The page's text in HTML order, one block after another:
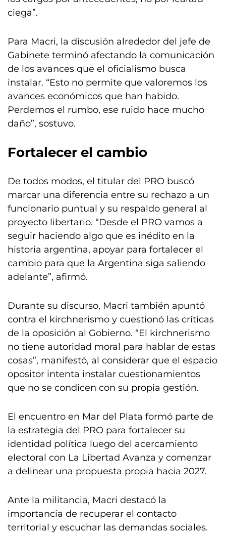
ciega”.
Para Macri, la discusión alrededor del jefe de
Gabinete terminó afectando la comunicación
de los avances que el oficialismo busca
instalar. “Esto no permite que valoremos los
avances económicos que han habido.
Perdemos el rumbo, ese ruido hace mucho
daño”, sostuvo.
Fortalecer el cambio
De todos modos, el titular del PRO buscó
marcar una diferencia entre su rechazo a un
funcionario puntual y su respaldo general al
proyecto libertario. “Desde el PRO vamos a
seguir haciendo algo que es inédito en la
historia argentina, apoyar para fortalecer el
cambio para que la Argentina siga saliendo
adelante”, afirmó.
Durante su discurso, Macri también apuntó
contra el kirchnerismo y cuestionó las críticas
de la oposición al Gobierno. “El kirchnerismo
no tiene autoridad moral para hablar de estas
cosas”, manifestó, al considerar que el espacio
opositor intenta instalar cuestionamientos
que no se condicen con su propia gestión.
El encuentro en Mar del Plata formó parte de
la estrategia del PRO para fortalecer su
identidad política luego del acercamiento
electoral con La Libertad Avanza y comenzar
a delinear una propuesta propia hacia 2027.
Ante la militancia, Macri destacó la
importancia de recuperar el contacto
territorial y escuchar las demandas sociales.